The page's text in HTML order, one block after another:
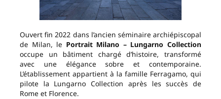
Ouvert fin 2022 dans l’ancien séminaire archiépiscopal
de Milan, le Portrait Milano – Lungarno Collection
occupe un bâtiment chargé d’histoire, transformé
avec une élégance sobre et contemporaine.
L’établissement appartient à la famille Ferragamo, qui
pilote la Lungarno Collection après les succès de
Rome et Florence.